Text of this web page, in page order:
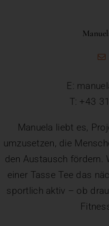
E:
T: +43
Manuela liebt es,
umzusetzen, die
den Austausch fördern.
einer Tasse Tee das
sportlich aktiv – ob